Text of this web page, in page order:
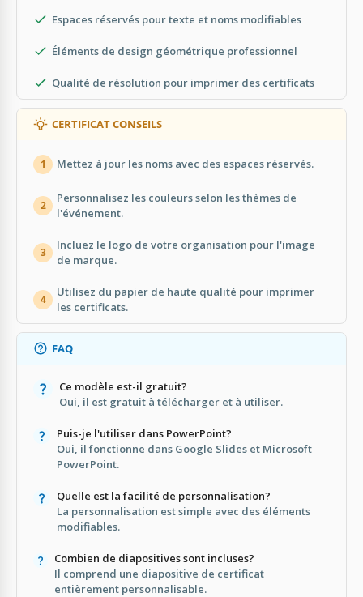
Espaces réservés pour texte et noms modifiables
Éléments de design géométrique professionnel
Qualité de résolution pour imprimer des certificats
CERTIFICAT CONSEILS
1 Mettez à jour les noms avec des espaces réservés.
2
Personnalisez les couleurs selon les thèmes de
l'événement.
3
Incluez le logo de votre organisation pour l'image
de marque.
4
Utilisez du papier de haute qualité pour imprimer
les certificats.
FAQ
Ce modèle est-il gratuit?
Oui, il est gratuit à télécharger et à utiliser.
Puis-je l'utiliser dans PowerPoint?
Oui, il fonctionne dans Google Slides et Microsoft
PowerPoint.
Quelle est la facilité de personnalisation?
La personnalisation est simple avec des éléments
modifiables.
Combien de diapositives sont incluses?
Il comprend une diapositive de certificat
entièrement personnalisable.